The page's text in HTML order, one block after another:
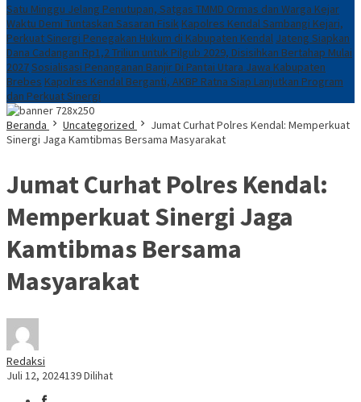
Satu Minggu Jelang Penutupan, Satgas TMMD Ormas dan Warga Kejar
Waktu Demi Tuntaskan Sasaran Fisik Kapolres Kendal Sambangi Kejari,
Perkuat Sinergi Penegakan Hukum di Kabupaten Kendal Jateng Siapkan
Dana Cadangan Rp1,2 Triliun untuk Pilgub 2029, Disisihkan Bertahap Mulai
2027Sosialisasi Penanganan Banjir Di Pantai Utara Jawa Kabupaten
Brebes Kapolres Kendal Berganti, AKBP Ratna Siap Lanjutkan Program
dan Perkuat Sinergi
Beranda
Uncategorized
Jumat Curhat Polres Kendal: Memperkuat
Sinergi Jaga Kamtibmas Bersama Masyarakat
Jumat Curhat Polres Kendal:
Memperkuat Sinergi Jaga
Kamtibmas Bersama
Masyarakat
Redaksi
Juli 12, 2024139 Dilihat